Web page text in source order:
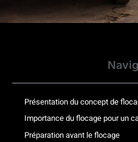
Présentation du concept de
Importance du flocage pour un
Préparation avant le flocage